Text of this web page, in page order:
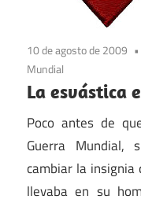
10 de agosto de 2009
Mundial
La esvástica
Poco antes de
Guerra
cambiar la
llevaba en su